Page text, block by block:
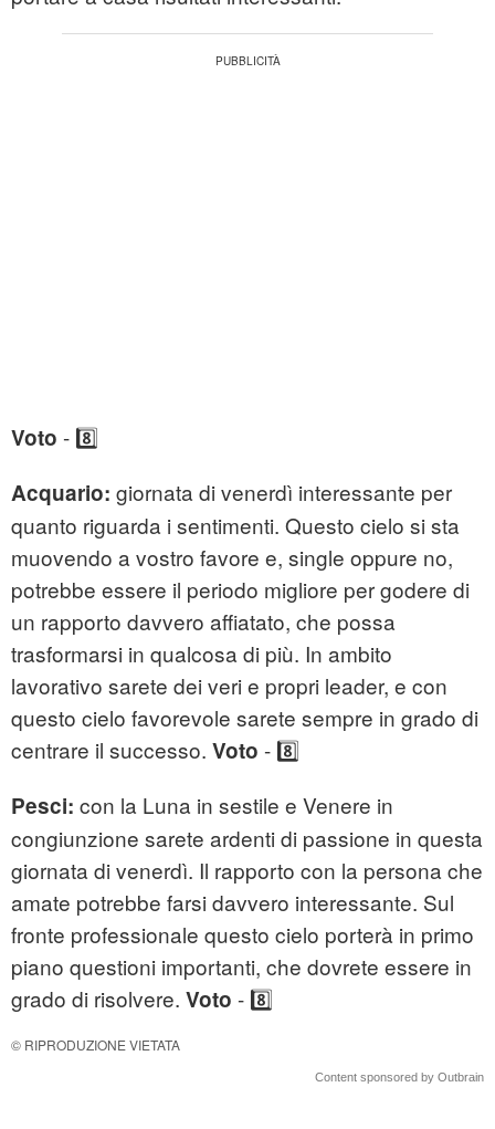
Voto - 8️⃣
Acquario: giornata di venerdì interessante per
quanto riguarda i sentimenti. Questo cielo si sta
muovendo a vostro favore e, single oppure no,
potrebbe essere il periodo migliore per godere di
un rapporto davvero affiatato, che possa
trasformarsi in qualcosa di più. In ambito
lavorativo sarete dei veri e propri leader, e con
questo cielo favorevole sarete sempre in grado di
centrare il successo. Voto - 8️⃣
Pesci: con la Luna in sestile e Venere in
congiunzione sarete ardenti di passione in questa
giornata di venerdì. Il rapporto con la persona che
amate potrebbe farsi davvero interessante. Sul
fronte professionale questo cielo porterà in primo
piano questioni importanti, che dovrete essere in
grado di risolvere. Voto - 8️⃣
© RIPRODUZIONE VIETATA
Content sponsored by Outbrain